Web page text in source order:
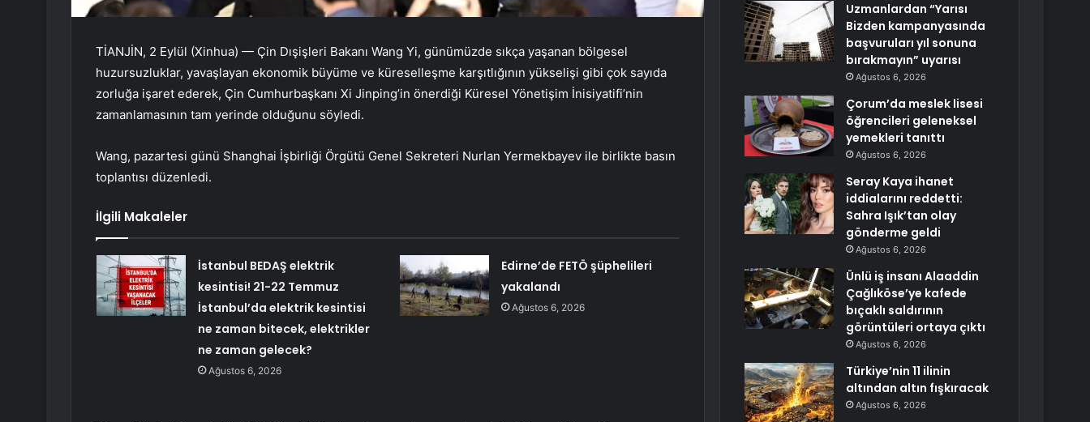
TİANJİN, 2 Eylül (Xinhua) — Çin Dışişleri Bakanı Wang Yi, günümüzde sıkça yaşanan bölgesel
huzursuzluklar, yavaşlayan ekonomik büyüme ve küreselleşme karşıtlığının yükselişi gibi çok sayıda
zorluğa işaret ederek, Çin Cumhurbaşkanı Xi Jinping’in önerdiği Küresel Yönetişim İnisiyatifi’nin
zamanlamasının tam yerinde olduğunu söyledi.
Wang, pazartesi günü Shanghai İşbirliği Örgütü Genel Sekreteri Nurlan Yermekbayev ile birlikte basın
toplantısı düzenledi.
İlgili Makaleler
İstanbul BEDAŞ elektrik
kesintisi! 21-22 Temmuz
İstanbul’da elektrik kesintisi
ne zaman bitecek, elektrikler
ne zaman gelecek?
Ağustos 6, 2026
Edirne’de FETÖ şüphelileri
yakalandı
Ağustos 6, 2026
Uzmanlardan “Yarısı
Bizden kampanyasında
başvuruları yıl sonuna
bırakmayın” uyarısı
Ağustos 6, 2026
Çorum’da meslek lisesi
öğrencileri geleneksel
yemekleri tanıttı
Ağustos 6, 2026
Seray Kaya ihanet
iddialarını reddetti:
Sahra Işık’tan olay
gönderme geldi
Ağustos 6, 2026
Ünlü iş insanı Alaaddin
Çağlıköse’ye kafede
bıçaklı saldırının
görüntüleri ortaya çıktı
Ağustos 6, 2026
Türkiye’nin 11 ilinin
altından altın fışkıracak
Ağustos 6, 2026